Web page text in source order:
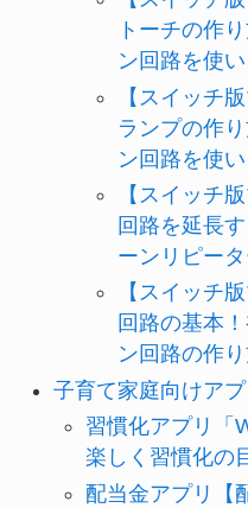
トーチの作
ン回路を使い
【スイッチ
ランプの作
ン回路を使い
【スイッチ
回路を延長
ーンリピータ
【スイッチ
回路の基本
ン回路の作り
子育て家庭向けアプ
習慣化アプリ「
楽しく習慣化の
配当金アプリ【